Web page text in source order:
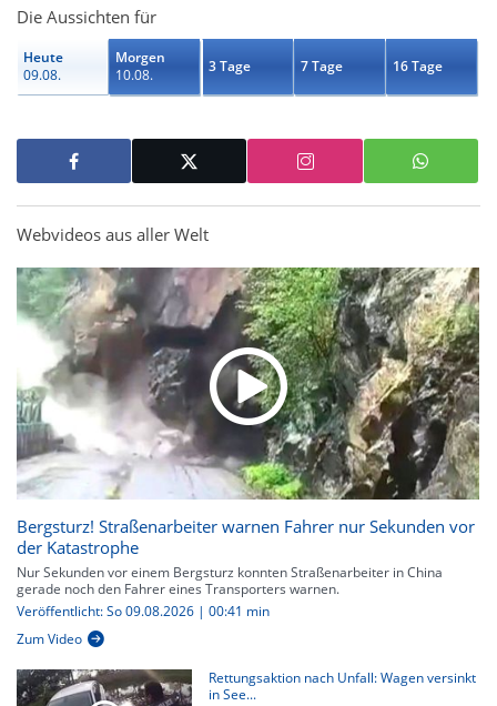
Die Aussichten für
Heute
09.08.
Morgen
10.08.
3 Tage 7 Tage 16 Tage
Webvideos aus aller Welt
Bergsturz! Straßenarbeiter warnen Fahrer nur Sekunden vor
der Katastrophe
Nur Sekunden vor einem Bergsturz konnten Straßenarbeiter in China
gerade noch den Fahrer eines Transporters warnen.
Veröffentlicht: So 09.08.2026 | 00:41 min
Zum Video
Rettungsaktion nach Unfall: Wagen versinkt
in See...